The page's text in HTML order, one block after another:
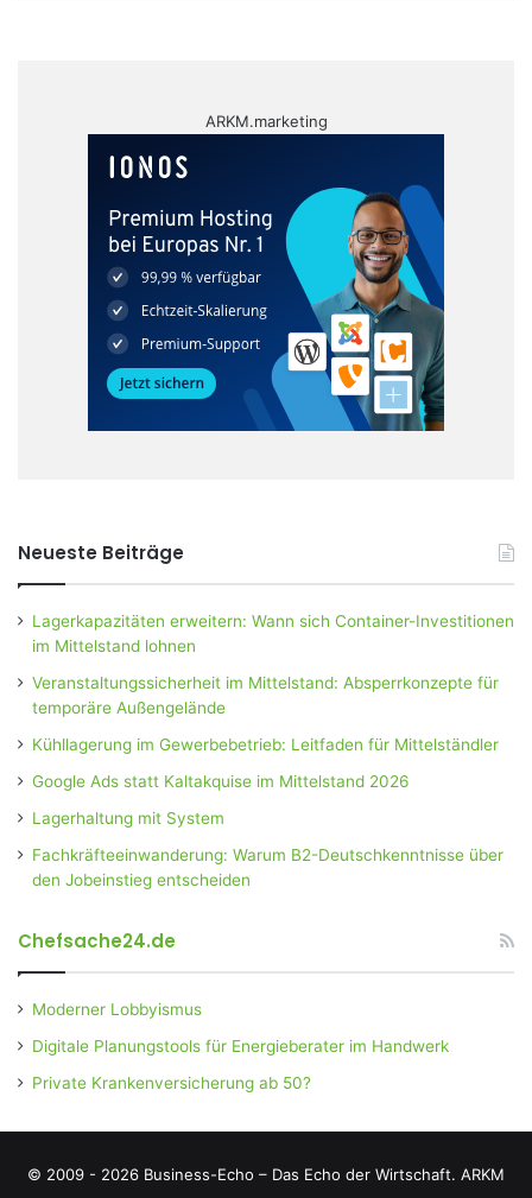
ARKM.marketing
Neueste Beiträge
Lagerkapazitäten erweitern: Wann sich Container-Investitionen
im Mittelstand lohnen
Veranstaltungssicherheit im Mittelstand: Absperrkonzepte für
temporäre Außengelände
Kühllagerung im Gewerbebetrieb: Leitfaden für Mittelständler
Google Ads statt Kaltakquise im Mittelstand 2026
Lagerhaltung mit System
Fachkräfteeinwanderung: Warum B2-Deutschkenntnisse über
den Jobeinstieg entscheiden
Chefsache24.de
Moderner Lobbyismus
Digitale Planungstools für Energieberater im Handwerk
Private Krankenversicherung ab 50?
© 2009 - 2026 Business-Echo – Das Echo der Wirtschaft. ARKM